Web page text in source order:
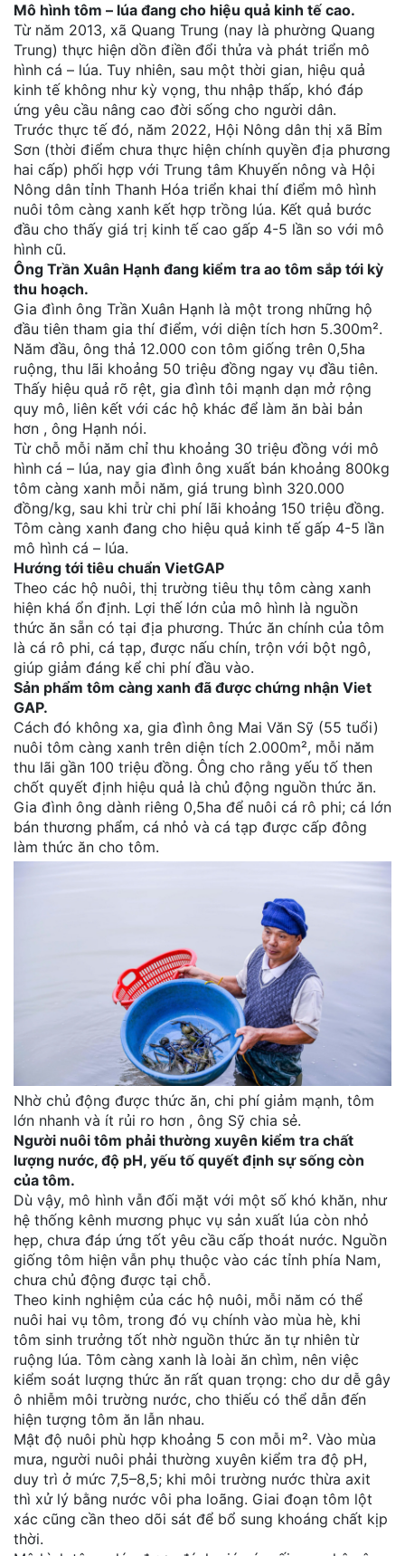
Mô hình tôm – lúa đang cho hiệu quả kinh tế cao.
Từ năm 2013, xã Quang Trung (nay là phường Quang
Trung) thực hiện dồn điền đổi thửa và phát triển mô
hình cá – lúa. Tuy nhiên, sau một thời gian, hiệu quả
kinh tế không như kỳ vọng, thu nhập thấp, khó đáp
ứng yêu cầu nâng cao đời sống cho người dân.
Trước thực tế đó, năm 2022, Hội Nông dân thị xã Bỉm
Sơn (thời điểm chưa thực hiện chính quyền địa phương
hai cấp) phối hợp với Trung tâm Khuyến nông và Hội
Nông dân tỉnh Thanh Hóa triển khai thí điểm mô hình
nuôi tôm càng xanh kết hợp trồng lúa. Kết quả bước
đầu cho thấy giá trị kinh tế cao gấp 4-5 lần so với mô
hình cũ.
Ông Trần Xuân Hạnh đang kiểm tra ao tôm sắp tới kỳ
thu hoạch.
Gia đình ông Trần Xuân Hạnh là một trong những hộ
đầu tiên tham gia thí điểm, với diện tích hơn 5.300m².
Năm đầu, ông thả 12.000 con tôm giống trên 0,5ha
ruộng, thu lãi khoảng 50 triệu đồng ngay vụ đầu tiên.
Thấy hiệu quả rõ rệt, gia đình tôi mạnh dạn mở rộng
quy mô, liên kết với các hộ khác để làm ăn bài bản
hơn , ông Hạnh nói.
Từ chỗ mỗi năm chỉ thu khoảng 30 triệu đồng với mô
hình cá – lúa, nay gia đình ông xuất bán khoảng 800kg
tôm càng xanh mỗi năm, giá trung bình 320.000
đồng/kg, sau khi trừ chi phí lãi khoảng 150 triệu đồng.
Tôm càng xanh đang cho hiệu quả kinh tế gấp 4-5 lần
mô hình cá – lúa.
Hướng tới tiêu chuẩn VietGAP
Theo các hộ nuôi, thị trường tiêu thụ tôm càng xanh
hiện khá ổn định. Lợi thế lớn của mô hình là nguồn
thức ăn sẵn có tại địa phương. Thức ăn chính của tôm
là cá rô phi, cá tạp, được nấu chín, trộn với bột ngô,
giúp giảm đáng kể chi phí đầu vào.
Sản phẩm tôm càng xanh đã được chứng nhận Viet
GAP.
Cách đó không xa, gia đình ông Mai Văn Sỹ (55 tuổi)
nuôi tôm càng xanh trên diện tích 2.000m², mỗi năm
thu lãi gần 100 triệu đồng. Ông cho rằng yếu tố then
chốt quyết định hiệu quả là chủ động nguồn thức ăn.
Gia đình ông dành riêng 0,5ha để nuôi cá rô phi; cá lớn
bán thương phẩm, cá nhỏ và cá tạp được cấp đông
làm thức ăn cho tôm.
Nhờ chủ động được thức ăn, chi phí giảm mạnh, tôm
lớn nhanh và ít rủi ro hơn , ông Sỹ chia sẻ.
Người nuôi tôm phải thường xuyên kiểm tra chất
lượng nước, độ pH, yếu tố quyết định sự sống còn
của tôm.
Dù vậy, mô hình vẫn đối mặt với một số khó khăn, như
hệ thống kênh mương phục vụ sản xuất lúa còn nhỏ
hẹp, chưa đáp ứng tốt yêu cầu cấp thoát nước. Nguồn
giống tôm hiện vẫn phụ thuộc vào các tỉnh phía Nam,
chưa chủ động được tại chỗ.
Theo kinh nghiệm của các hộ nuôi, mỗi năm có thể
nuôi hai vụ tôm, trong đó vụ chính vào mùa hè, khi
tôm sinh trưởng tốt nhờ nguồn thức ăn tự nhiên từ
ruộng lúa. Tôm càng xanh là loài ăn chìm, nên việc
kiểm soát lượng thức ăn rất quan trọng: cho dư dễ gây
ô nhiễm môi trường nước, cho thiếu có thể dẫn đến
hiện tượng tôm ăn lẫn nhau.
Mật độ nuôi phù hợp khoảng 5 con mỗi m². Vào mùa
mưa, người nuôi phải thường xuyên kiểm tra độ pH,
duy trì ở mức 7,5–8,5; khi môi trường nước thừa axit
thì xử lý bằng nước vôi pha loãng. Giai đoạn tôm lột
xác cũng cần theo dõi sát để bổ sung khoáng chất kịp
thời.